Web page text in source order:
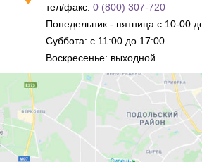
тел/факс: 0 (800) 307-720
Понедельник - пятница с 10-00
Суббота: с 11:00 до 17:00
Воскресенье: выходной